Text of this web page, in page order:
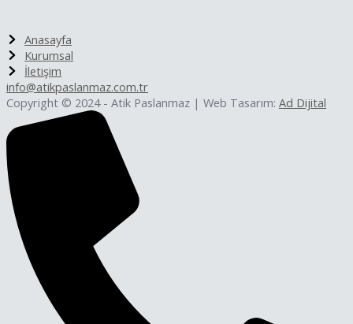
Anasayfa
Kurumsal
İletişim
info@atikpaslanmaz.com.tr
Copyright © 2024 - Atik Paslanmaz | Web Tasarım: Ad Dijital